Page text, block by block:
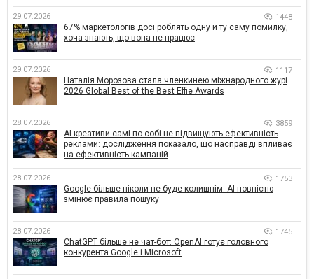
29.07.2026 1448
67% маркетологів досі роблять одну й ту саму помилку,
хоча знають, що вона не працює
29.07.2026 1117
Наталія Морозова стала членкинею міжнародного журі
2026 Global Best of the Best Effie Awards
28.07.2026 3859
AI-креативи самі по собі не підвищують ефективність
реклами: дослідження показало, що насправді впливає
на ефективність кампаній
28.07.2026 1753
Google більше ніколи не буде колишнім: AI повністю
змінює правила пошуку
28.07.2026 1745
ChatGPT більше не чат-бот: OpenAI готує головного
конкурента Google і Microsoft